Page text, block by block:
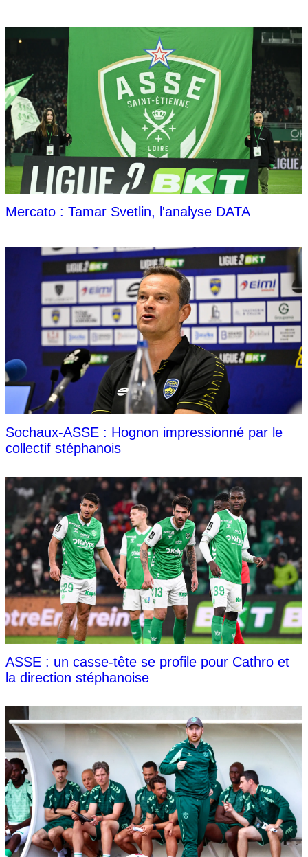
Mercato : Tamar Svetlin, l'analyse DATA
Sochaux-ASSE : Hognon impressionné par le
collectif stéphanois
ASSE : un casse-tête se profile pour Cathro et
la direction stéphanoise